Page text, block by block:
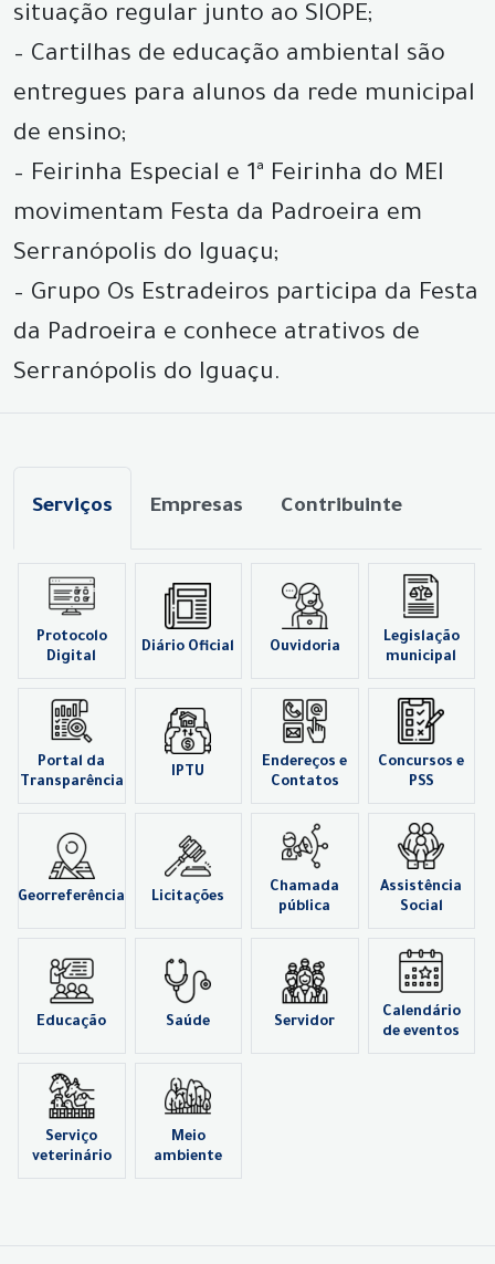
situação regular junto ao SIOPE;
– Cartilhas de educação ambiental são
entregues para alunos da rede municipal
de ensino;
– Feirinha Especial e 1ª Feirinha do MEI
movimentam Festa da Padroeira em
Serranópolis do Iguaçu;
– Grupo Os Estradeiros participa da Festa
da Padroeira e conhece atrativos de
Serranópolis do Iguaçu.
Serviços Empresas Contribuinte
Protocolo
Digital
Diário Oficial Ouvidoria
Legislação
municipal
Portal da
Transparência
IPTU
Endereços e
Contatos
Concursos e
PSS
Georreferência Licitações
Chamada
pública
Assistência
Social
Educação Saúde Servidor
Calendário
de eventos
Serviço
veterinário
Meio
ambiente